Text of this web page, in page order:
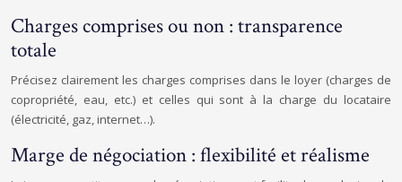
Charges comprises ou non : transparence
totale
Précisez clairement les charges comprises dans le loyer (charges de
copropriété, eau, etc.) et celles qui sont à la charge du locataire
(électricité, gaz, internet…).
Marge de négociation : flexibilité et réalisme